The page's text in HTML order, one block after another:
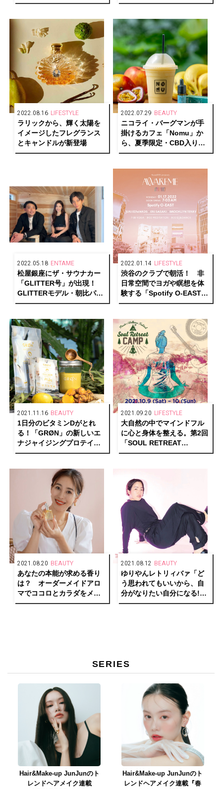
エディションが4色展開で発
2022.08.16 LIFESTYLE
ラリックから、輝く太陽を
イメージしたフレグランス
とキャンドルが新登場
2022.07.29 BEAUTY
ニコライ・バーグマンが手
掛けるカフェ「Nomu」か
ら、夏季限定・CBD入りス
ムージーが登場
2022.05.18 ENTAME
松屋銀座にザ・サウナカー
「GLITTER号」が出現！
GLITTERモデル・朝比パメ
ラ出演トークイベント「サ
よ！」レポート
2022.01.14 LIFESTYLE
渋谷のクラブで朝活！ 非
日常空間でヨガや瞑想を体
験する「Spotify O-EAST」
初のウェルネスイベントが
2021.11.16 BEAUTY
1日分のビタミンDがとれ
る！「GRØN」の新しいエ
ナジャイジングプロテイン
が、毎日をエネルギッシュ
2021.09.20 LIFESTYLE
大自然の中でマインドフル
に心と身体を整える。第2回
「SOUL RETREAT
CAMP」の開催が決定！
2021.08.20 BEAUTY
あなたの本能が求める香り
は？ オーダーメイドアロ
マでココロとカラダをメン
テナンス。【モデル大桑マ
2021.08.12 BEAUTY
ゆりやんレトリィバァ「ど
う思われてもいいから、自
分がなりたい自分になる!
“I don’t give a sh*t!”」
SERIES
Hair&Make-up JunJunのト
レンドヘアメイク連載
Hair&Make-up JunJunのト
レンドヘアメイク連載『春